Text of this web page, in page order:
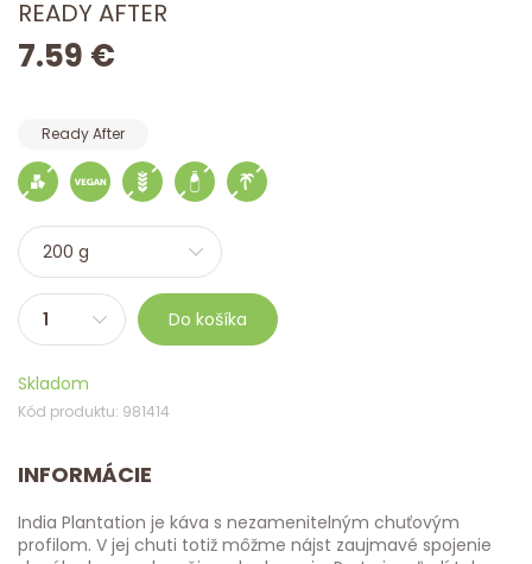
READY AFTER
7.59 €
Ready After
Do košíka
Skladom
Kód produktu: 981414
INFORMÁCIE
India Plantation je káva s nezamenitelným chuťovým
profilom. V jej chuti totiž môžme nájst zaujmavé spojenie